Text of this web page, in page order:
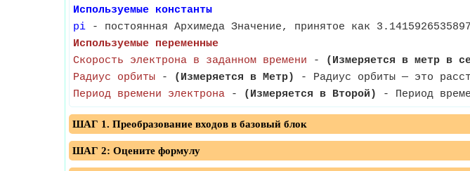
Используемые константы
pi - постоянная Архимеда Значение, принятое как
Используемые переменные
Скорость электрона в заданном времени - (Измеряется в метр в
Радиус орбиты - (Измеряется в Метр)
- Радиус орбиты — это
Период времени электрона - (Измеряется в Второй) - Период
ШАГ 1. Преобразование входов в базовый блок
ШАГ 2: Оцените формулу